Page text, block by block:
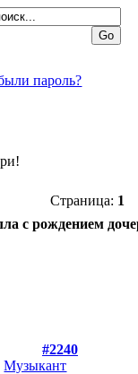
пароль?
Страница: 1
с рождением
#2240
Музыкант